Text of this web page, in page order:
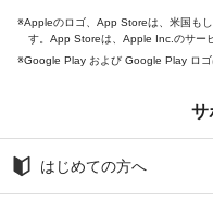
Appleのロゴ、App Storeは、米国も
す。App Storeは、Apple Inc.のサー
Google Play および Google Play ロゴ
サ
はじめての方へ